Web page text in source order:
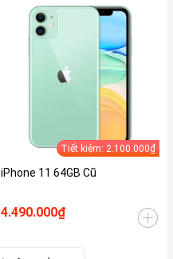
Tiết kiệm: 2.100.000₫
iPhone 11 64GB Cũ
4.490.000₫